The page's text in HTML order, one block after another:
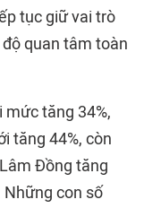
tục giữ vai trò
độ quan tâm toàn
mức tăng 34%,
tăng 44%, còn
Đồng tăng
Những con số